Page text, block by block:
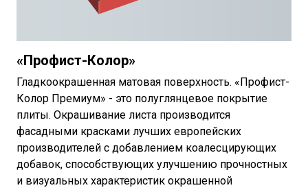
«Профист-Колор»
Гладкоокрашенная матовая поверхность. «Профист-
Колор Премиум» - это полуглянцевое покрытие
плиты. Окрашивание листа производится
фасадными красками лучших европейских
производителей с добавлением коалесцирующих
добавок, способствующих улучшению прочностных
и визуальных характеристик окрашенной